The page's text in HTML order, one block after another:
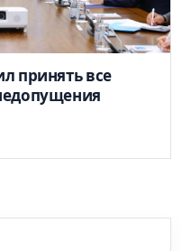
принять все